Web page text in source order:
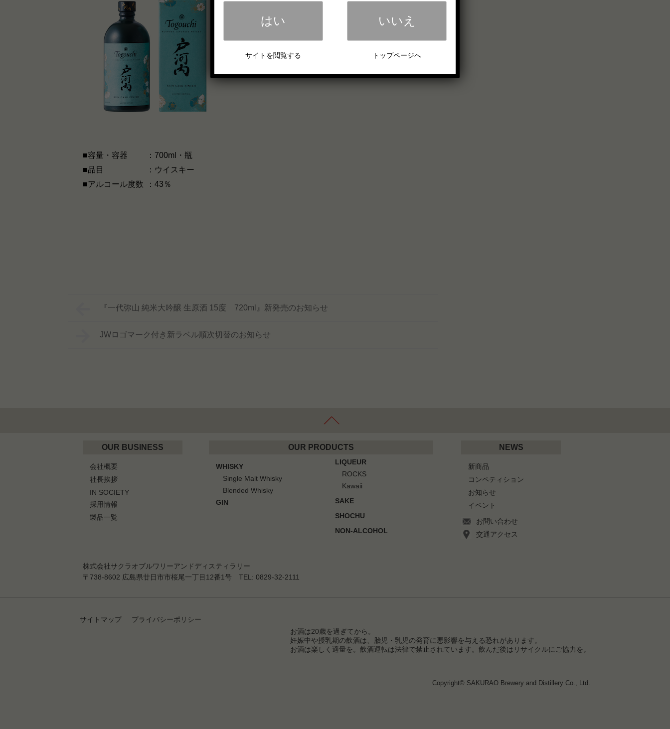
■容量・容器
：700ml・瓶
■品目
：ウイスキー
■アルコール度数
：43％
『一代弥山 純米大吟醸 生原酒 15度 720ml』新発売のお知らせ
JWロゴマーク付き新ラベル順次切替のお知らせ
OUR BUSINESS
会社概要
社長挨拶
IN SOCIETY
採用情報
製品一覧
OUR PRODUCTS
WHISKY
Single Malt Whisky
Blended Whisky
GIN
LIQUEUR
ROCKS
Kawaii
SAKE
SHOCHU
NON-ALCOHOL
NEWS
新商品
コンペティション
お知らせ
イベント
お問い合わせ
交通アクセス
株式会社サクラオブルワリーアンドディスティラリー
〒738-8602 広島県廿日市市桜尾一丁目12番1号 TEL: 0829-32-2111
サイトマップ
プライバシーポリシー
お酒は20歳を過ぎてから。
妊娠中や授乳期の飲酒は、胎児・乳児の発育に悪影響を与える恐れがあります。
お酒は楽しく適量を。飲酒運転は法律で禁止されています。飲んだ後はリサイクルにご協力を。
Copyright© SAKURAO Brewery and Distillery Co., Ltd.
はい
サイトを閲覧する
いいえ
トップページへ